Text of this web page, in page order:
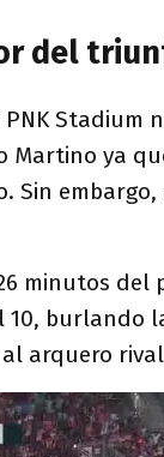
del
PNK Stadium
Martino ya
Sin
minutos del
burlando
arquero